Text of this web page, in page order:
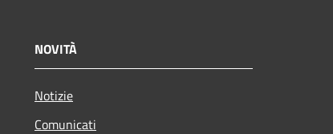
NOVITÀ
Notizie
Comunicati